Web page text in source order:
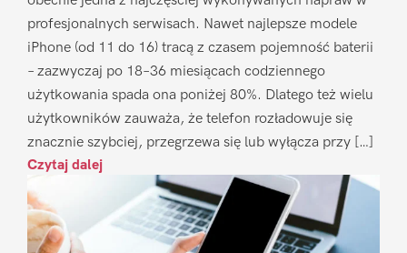
profesjonalnych serwisach. Nawet najlepsze modele
iPhone (od 11 do 16) tracą z czasem pojemność baterii
– zazwyczaj po 18–36 miesiącach codziennego
użytkowania spada ona poniżej 80%. Dlatego też wielu
użytkowników zauważa, że telefon rozładowuje się
znacznie szybciej, przegrzewa się lub wyłącza przy […]
Czytaj dalej